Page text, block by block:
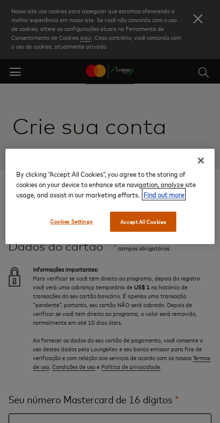
Skip
to
main
content
Nosso site usa cookies para assegurar que estamos oferecendo a
melhor experiência em nosso site. Se você não concorda com o uso
de cookies, altere as configurações atuais na Ferramenta de
Consentimento de Cookiesaqui . Caso contrário, você concorda com
o uso de cookies, atualmente ativado.
Crie sua conta
1 Digite os dados do seu
cartão
Dados do cartão *campos obrigatórios
Informações importantes:
Para verificar se você tem direito ao programa, depois do registro
você verá uma cobrança temporária de US$ 1 no histórico de
transações do seu cartão bancário. É apenas uma transação
“pendente”, portanto, seu cartão NÃO será cobrado. Depois de
verificar se você tem direito ao programa, o valor será removido,
normalmente em até 10 dias úteis.
Ao fornecer os dados do seu cartão de pagamento, você consente o
uso destes dados pela LoungeKey e seu banco emissor para fins de
verificação e com relação aos serviços de acordo com os nossosTermos
de uso Condições de usoe Política de privacidade
Seu número Mastercard de 16 dígitos *
By clicking “Accept All Cookies”, you agree to the storing of
cookies on your device to enhance site navigation, analyze site
usage, and assist in our marketing efforts. Find out more
Accept All Cookies
Cookies Settings